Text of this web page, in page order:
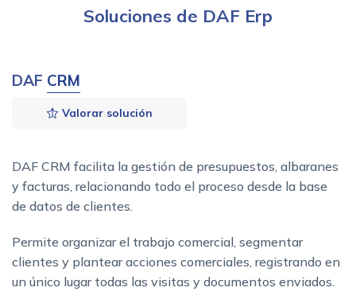
Soluciones de DAF Erp
DAF CRM
Valorar solución
DAF CRM facilita la gestión de presupuestos, albaranes
y facturas, relacionando todo el proceso desde la base
de datos de clientes.
Permite organizar el trabajo comercial, segmentar
clientes y plantear acciones comerciales, registrando en
un único lugar todas las visitas y documentos enviados.